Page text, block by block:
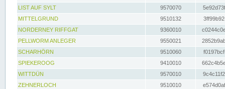
LIST AUF SYLT
9570070
MITTELGRUND
9510132
NORDERNEY RIFFGAT
9360010
PELLWORM ANLEGER
9550021
SCHARHÖRN
9510060
SPIEKEROOG
9410010
WITTDÜN
9570010
ZEHNERLOCH
9510010